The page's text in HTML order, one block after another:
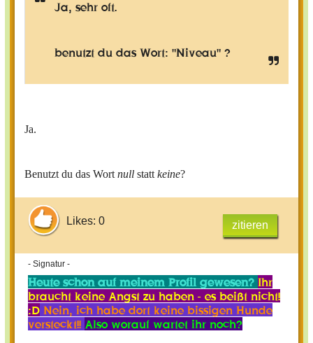
Ja, sehr oft.
benutzt du das Wort: "Niveau" ?
Ja.
Benutzt du das Wort null statt keine?
Likes: 0 zitieren
- Signatur -
Heute schon auf meinem Profil gewesen? Ihr
braucht keine Angst zu haben - es beißt nicht!
:D Nein, ich habe dort keine bissigen Hunde
versteckt!! Also worauf wartet ihr noch?